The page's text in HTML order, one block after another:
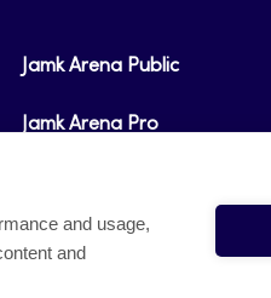
Jamk Arena Public
Jamk Arena Pro
and usage,
and